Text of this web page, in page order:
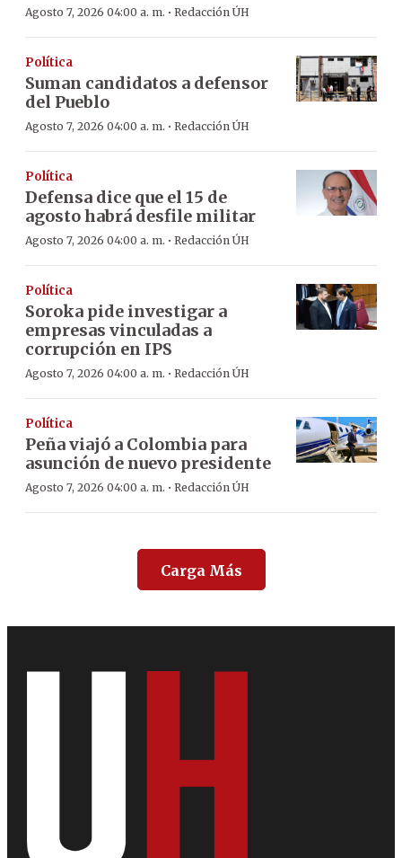
Agosto 7, 2026 04:00 a. m. · Redacción ÚH
Política
Suman candidatos a defensor
del Pueblo
Agosto 7, 2026 04:00 a. m. · Redacción ÚH
Política
Defensa dice que el 15 de
agosto habrá desfile militar
Agosto 7, 2026 04:00 a. m. · Redacción ÚH
Política
Soroka pide investigar a
empresas vinculadas a
corrupción en IPS
Agosto 7, 2026 04:00 a. m. · Redacción ÚH
Política
Peña viajó a Colombia para
asunción de nuevo presidente
Agosto 7, 2026 04:00 a. m. · Redacción ÚH
Carga Más